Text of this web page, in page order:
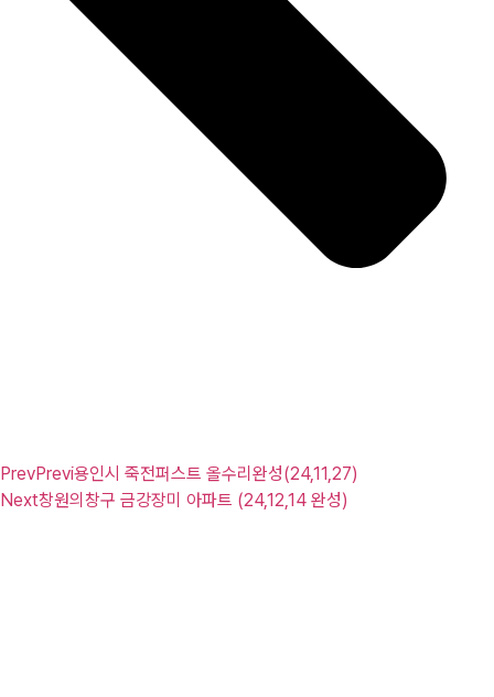
PrevPrevi용인시 죽전퍼스트 올수리완성(24,11,27)
Next창원의창구 금강장미 아파트 (24,12,14 완성)